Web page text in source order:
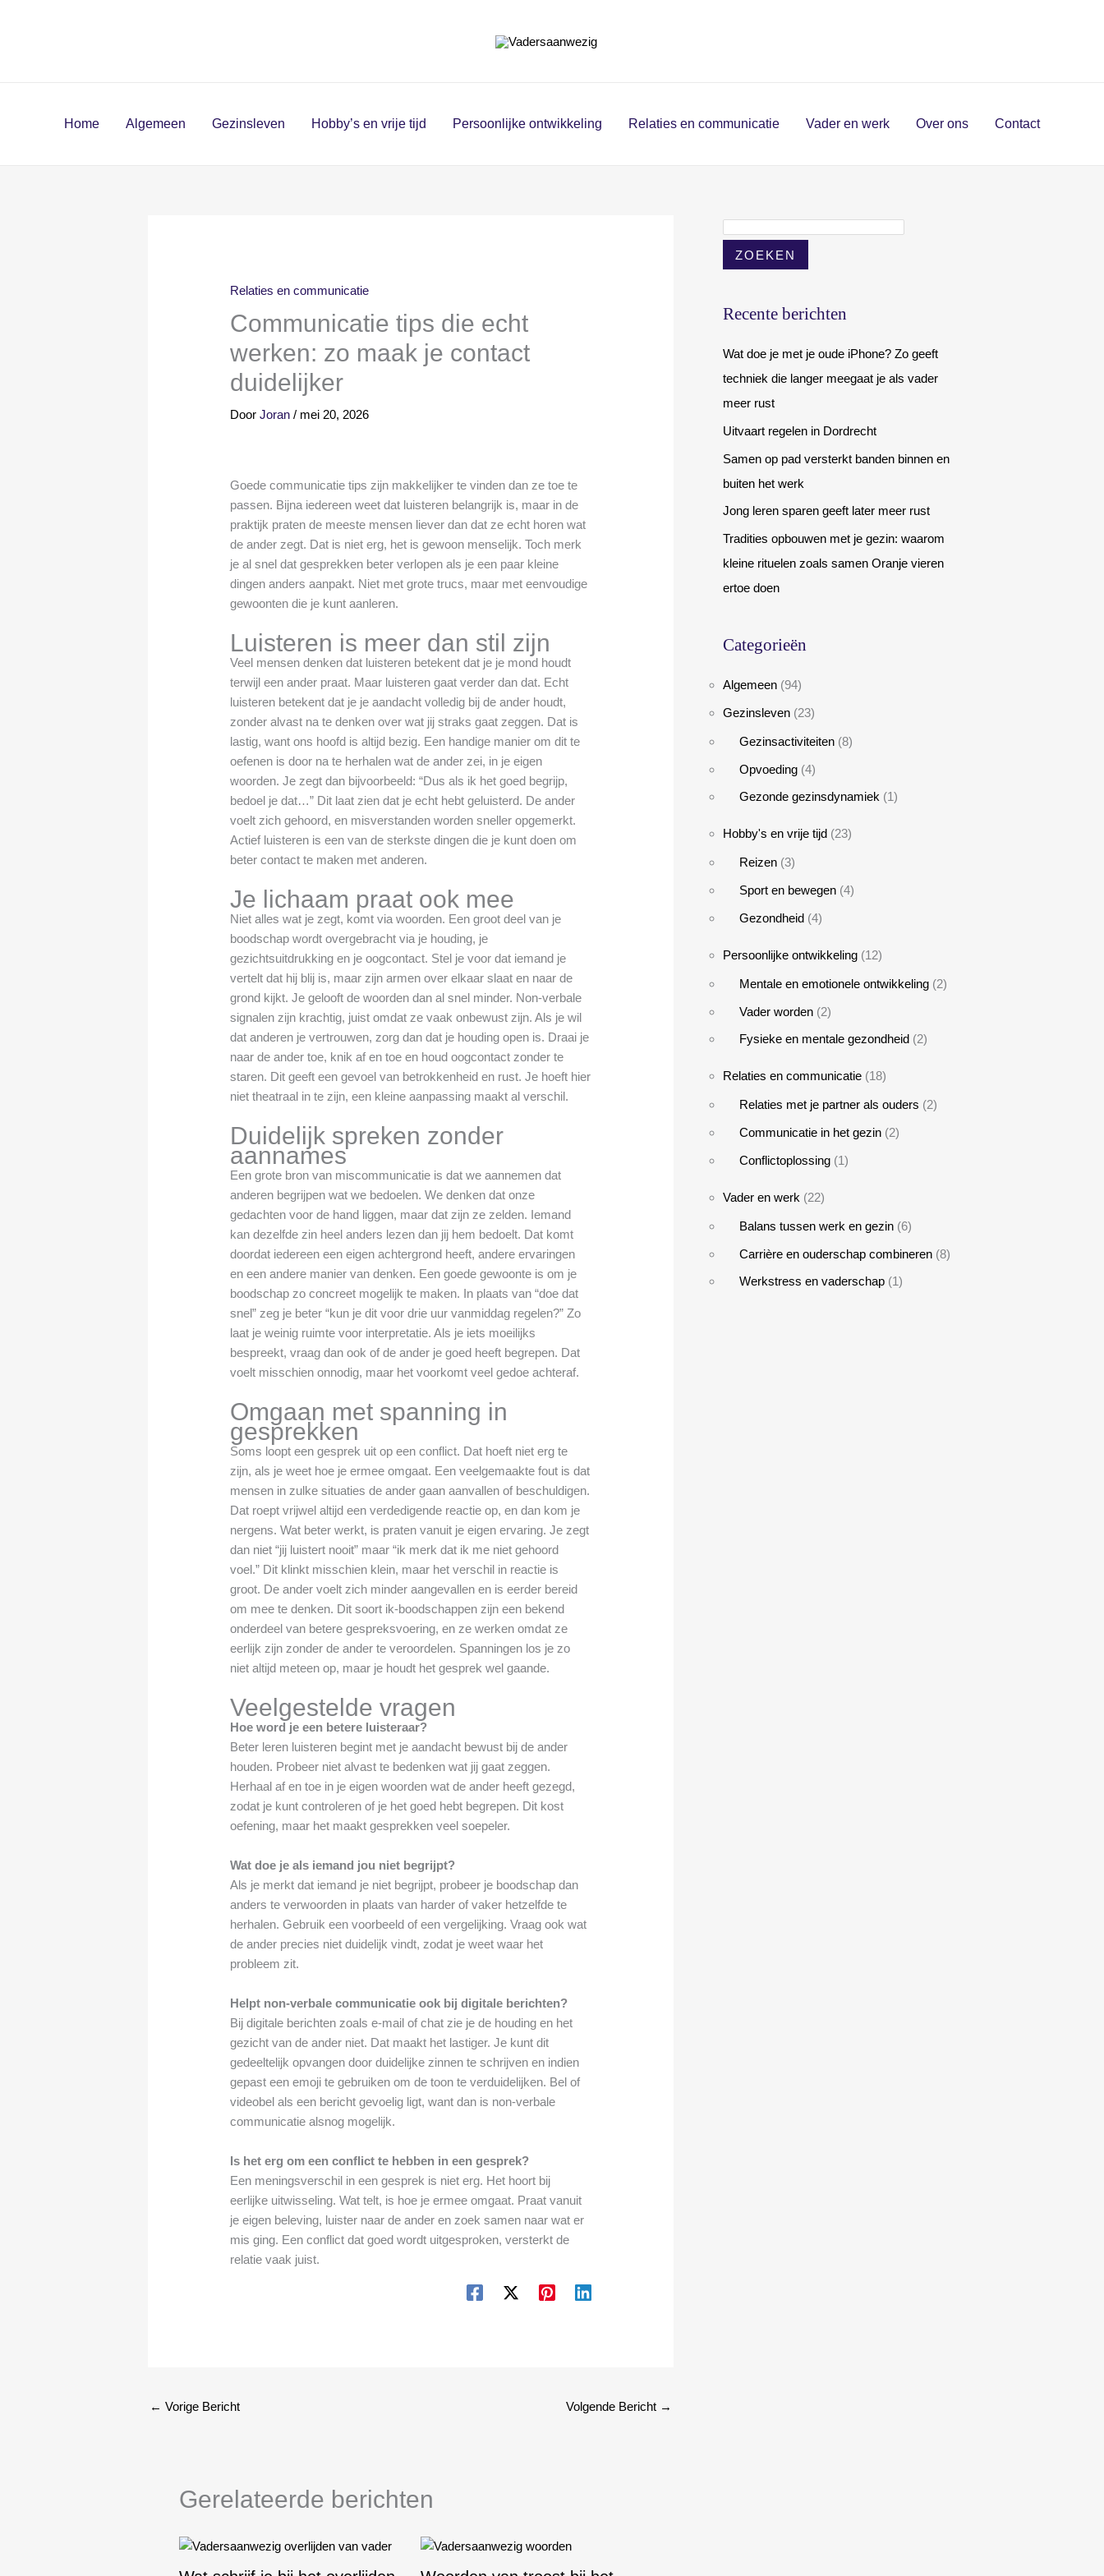
Home Algemeen Gezinsleven Hobby’s en vrije tijd Persoonlijke ontwikkeling Relaties en communicatie Vader en werk Over ons Contact
Relaties en communicatie
Communicatie tips die echt
werken: zo maak je contact
duidelijker
DoorJoran/ mei 20, 2026
Goede communicatie tips zijn makkelijker te vinden dan ze toe te
passen. Bijna iedereen weet dat luisteren belangrijk is, maar in de
praktijk praten de meeste mensen liever dan dat ze echt horen wat
de ander zegt. Dat is niet erg, het is gewoon menselijk. Toch merk
je al snel dat gesprekken beter verlopen als je een paar kleine
dingen anders aanpakt. Niet met grote trucs, maar met eenvoudige
gewoonten die je kunt aanleren.
Luisteren is meer dan stil zijn
Veel mensen denken dat luisteren betekent dat je je mond houdt
terwijl een ander praat. Maar luisteren gaat verder dan dat. Echt
luisteren betekent dat je je aandacht volledig bij de ander houdt,
zonder alvast na te denken over wat jij straks gaat zeggen. Dat is
lastig, want ons hoofd is altijd bezig. Een handige manier om dit te
oefenen is door na te herhalen wat de ander zei, in je eigen
woorden. Je zegt dan bijvoorbeeld: “Dus als ik het goed begrijp,
bedoel je dat…” Dit laat zien dat je echt hebt geluisterd. De ander
voelt zich gehoord, en misverstanden worden sneller opgemerkt.
Actief luisteren is een van de sterkste dingen die je kunt doen om
beter contact te maken met anderen.
Je lichaam praat ook mee
Niet alles wat je zegt, komt via woorden. Een groot deel van je
boodschap wordt overgebracht via je houding, je
gezichtsuitdrukking en je oogcontact. Stel je voor dat iemand je
vertelt dat hij blij is, maar zijn armen over elkaar slaat en naar de
grond kijkt. Je gelooft de woorden dan al snel minder. Non-verbale
signalen zijn krachtig, juist omdat ze vaak onbewust zijn. Als je wil
dat anderen je vertrouwen, zorg dan dat je houding open is. Draai je
naar de ander toe, knik af en toe en houd oogcontact zonder te
staren. Dit geeft een gevoel van betrokkenheid en rust. Je hoeft hier
niet theatraal in te zijn, een kleine aanpassing maakt al verschil.
Duidelijk spreken zonder
aannames
Een grote bron van miscommunicatie is dat we aannemen dat
anderen begrijpen wat we bedoelen. We denken dat onze
gedachten voor de hand liggen, maar dat zijn ze zelden. Iemand
kan dezelfde zin heel anders lezen dan jij hem bedoelt. Dat komt
doordat iedereen een eigen achtergrond heeft, andere ervaringen
en een andere manier van denken. Een goede gewoonte is om je
boodschap zo concreet mogelijk te maken. In plaats van “doe dat
snel” zeg je beter “kun je dit voor drie uur vanmiddag regelen?” Zo
laat je weinig ruimte voor interpretatie. Als je iets moeilijks
bespreekt, vraag dan ook of de ander je goed heeft begrepen. Dat
voelt misschien onnodig, maar het voorkomt veel gedoe achteraf.
Omgaan met spanning in
gesprekken
Soms loopt een gesprek uit op een conflict. Dat hoeft niet erg te
zijn, als je weet hoe je ermee omgaat. Een veelgemaakte fout is dat
mensen in zulke situaties de ander gaan aanvallen of beschuldigen.
Dat roept vrijwel altijd een verdedigende reactie op, en dan kom je
nergens. Wat beter werkt, is praten vanuit je eigen ervaring. Je zegt
dan niet “jij luistert nooit” maar “ik merk dat ik me niet gehoord
voel.” Dit klinkt misschien klein, maar het verschil in reactie is
groot. De ander voelt zich minder aangevallen en is eerder bereid
om mee te denken. Dit soort ik-boodschappen zijn een bekend
onderdeel van betere gespreksvoering, en ze werken omdat ze
eerlijk zijn zonder de ander te veroordelen. Spanningen los je zo
niet altijd meteen op, maar je houdt het gesprek wel gaande.
Veelgestelde vragen
Hoe word je een betere luisteraar?
Beter leren luisteren begint met je aandacht bewust bij de ander
houden. Probeer niet alvast te bedenken wat jij gaat zeggen.
Herhaal af en toe in je eigen woorden wat de ander heeft gezegd,
zodat je kunt controleren of je het goed hebt begrepen. Dit kost
oefening, maar het maakt gesprekken veel soepeler.
Wat doe je als iemand jou niet begrijpt?
Als je merkt dat iemand je niet begrijpt, probeer je boodschap dan
anders te verwoorden in plaats van harder of vaker hetzelfde te
herhalen. Gebruik een voorbeeld of een vergelijking. Vraag ook wat
de ander precies niet duidelijk vindt, zodat je weet waar het
probleem zit.
Helpt non-verbale communicatie ook bij digitale berichten?
Bij digitale berichten zoals e-mail of chat zie je de houding en het
gezicht van de ander niet. Dat maakt het lastiger. Je kunt dit
gedeeltelijk opvangen door duidelijke zinnen te schrijven en indien
gepast een emoji te gebruiken om de toon te verduidelijken. Bel of
videobel als een bericht gevoelig ligt, want dan is non-verbale
communicatie alsnog mogelijk.
Is het erg om een conflict te hebben in een gesprek?
Een meningsverschil in een gesprek is niet erg. Het hoort bij
eerlijke uitwisseling. Wat telt, is hoe je ermee omgaat. Praat vanuit
je eigen beleving, luister naar de ander en zoek samen naar wat er
mis ging. Een conflict dat goed wordt uitgesproken, versterkt de
relatie vaak juist.
← Vorige Bericht Volgende Bericht →
Gerelateerde berichten
ZOEKEN
Recente berichten
Wat doe je met je oude iPhone? Zo geeft
techniek die langer meegaat je als vader
meer rust
Uitvaart regelen in Dordrecht
Samen op pad versterkt banden binnen en
buiten het werk
Jong leren sparen geeft later meer rust
Tradities opbouwen met je gezin: waarom
kleine rituelen zoals samen Oranje vieren
ertoe doen
Categorieën
Algemeen(94)
Gezinsleven(23)
Gezinsactiviteiten(8)
Opvoeding(4)
Gezonde gezinsdynamiek (1)
Hobby's en vrije tijd(23)
Reizen(3)
Sport en bewegen(4)
Gezondheid(4)
Persoonlijke ontwikkeling(12)
Mentale en emotionele ontwikkeling(2)
Vader worden(2)
Fysieke en mentale gezondheid(2)
Relaties en communicatie(18)
Relaties met je partner als ouders (2)
Communicatie in het gezin(2)
Conflictoplossing(1)
Vader en werk (22)
Balans tussen werk en gezin(6)
Carrière en ouderschap combineren(8)
Werkstress en vaderschap(1)